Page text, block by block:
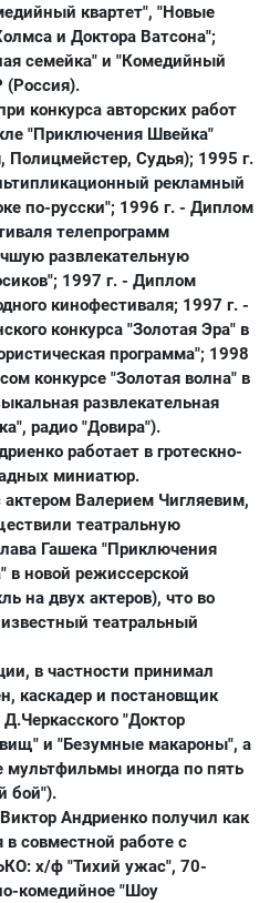
квартет", "Новые
и Доктора Ватсона";
семейка" и "Комедийный
(Россия).
конкурса авторских работ
"Приключения Швейка"
Полицмейстер, Судья); 1995 г.
рекламный
по-русски"; 1996 г. - Диплом
телепрограмм
развлекательную
1997 г. - Диплом
кинофестиваля; 1997 г. -
конкурса "Золотая Эра" в
программа"; 1998
конкурсе "Золотая волна" в
развлекательная
радио "Довира").
работает в гротескно-
миниатюр.
актером Валерием Чигляевим,
театральную
Гашека "Приключения
в новой режиссерской
на двух актеров), что во
театральный
в частности принимал
каскадер и постановщик
"Доктор
и "Безумные макароны", а
мультфильмы иногда по пять
бой").
Андриенко получил как
совместной работе с
х/ф "Тихий ужас", 70-
комедийное "Шоу